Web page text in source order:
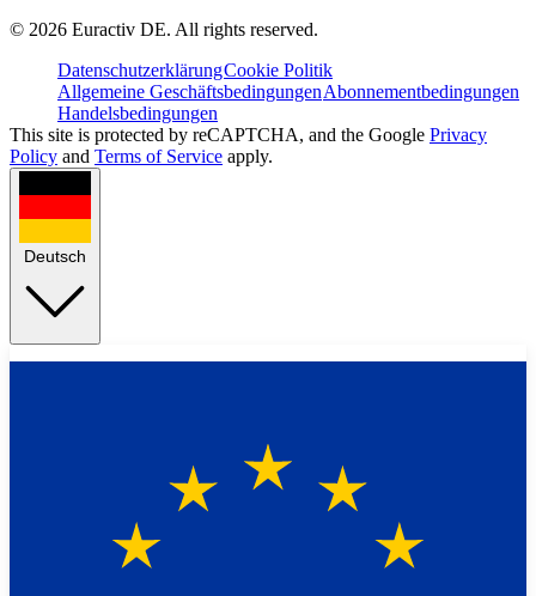
© 2026 Euractiv DE. All rights reserved.
DatenschutzerklärungCookie Politik
Allgemeine GeschäftsbedingungenAbonnementbedingungen
Handelsbedingungen
This site is protected by reCAPTCHA, and the Google Privacy
Policy and Terms of Service apply.
Deutsch